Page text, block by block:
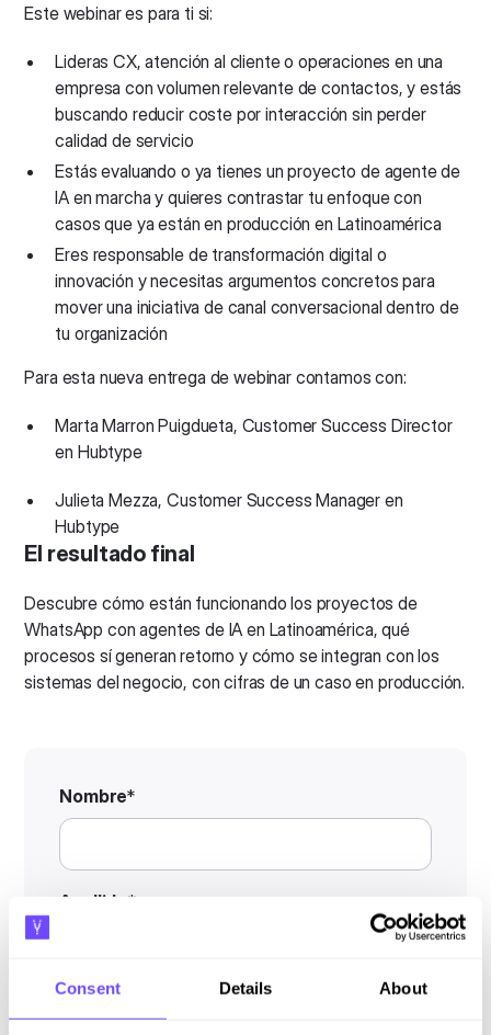
Consent Details About
Este webinar es para ti si:
Lideras CX, atención al cliente o operaciones en una
empresa con volumen relevante de contactos, y estás
buscando reducir coste por interacción sin perder
calidad de servicio
Estás evaluando o ya tienes un proyecto de agente de
IA en marcha y quieres contrastar tu enfoque con
casos que ya están en producción en Latinoamérica
Eres responsable de transformación digital o
innovación y necesitas argumentos concretos para
mover una iniciativa de canal conversacional dentro de
tu organización
Para esta nueva entrega de webinar contamos con:
Marta Marron Puigdueta, Customer Success Director
en Hubtype
Julieta Mezza, Customer Success Manager en
Hubtype
El resultado final
Descubre cómo están funcionando los proyectos de
WhatsApp con agentes de IA en Latinoamérica, qué
procesos sí generan retorno y cómo se integran con los
sistemas del negocio, con cifras de un caso en producción.
Nombre*
Apellido *